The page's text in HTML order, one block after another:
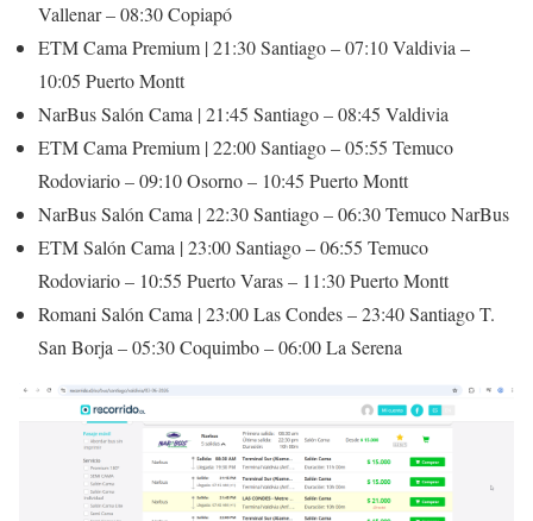
Vallenar – 08:30 Copiapó
ETM Cama Premium | 21:30 Santiago – 07:10 Valdivia –
10:05 Puerto Montt
NarBus Salón Cama | 21:45 Santiago – 08:45 Valdivia
ETM Cama Premium | 22:00 Santiago – 05:55 Temuco
Rodoviario – 09:10 Osorno – 10:45 Puerto Montt
NarBus Salón Cama | 22:30 Santiago – 06:30 Temuco NarBus
ETM Salón Cama | 23:00 Santiago – 06:55 Temuco
Rodoviario – 10:55 Puerto Varas – 11:30 Puerto Montt
Romani Salón Cama | 23:00 Las Condes – 23:40 Santiago T.
San Borja – 05:30 Coquimbo – 06:00 La Serena